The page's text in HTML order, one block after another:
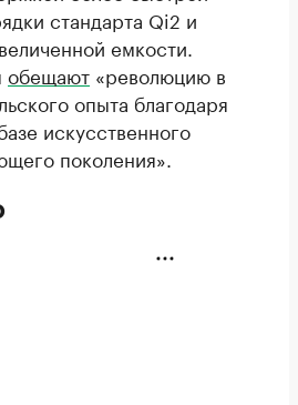
стандарта Qi2 и
емкости.
обещают «революцию в
опыта благодаря
искусственного
поколения».